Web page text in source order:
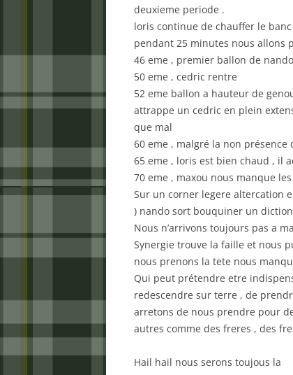
deuxieme periode .
loris continue de chauffer le
pendant 25 minutes nous allons
46 eme , premier ballon de
50 eme , cedric rentre
52 eme ballon a hauteur de
attrappe un cedric en plein
que mal
60 eme , malgré la non présence
65 eme , loris est bien chaud , il
70 eme , maxou nous manque
Sur un corner legere altercation
) nando sort bouquiner un
Nous n’arrivons toujours pas a
Synergie trouve la faille et nous
nous prenons la tete nous
Qui peut prétendre etre
redescendre sur terre , de
arretons de nous prendre pour
autres comme des freres , des
Hail hail nous serons toujous la